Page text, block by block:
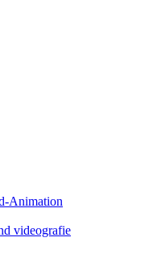
Animation
videografie